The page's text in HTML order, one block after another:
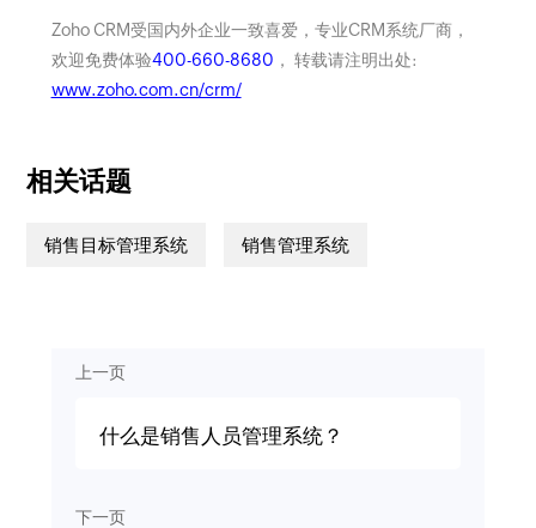
Zoho CRM受国内外企业一致喜爱，专业CRM系统厂商，
欢迎免费体验400-660-8680 ， 转载请注明出处:
www.zoho.com.cn/crm/
相关话题
销售目标管理系统 销售管理系统
上一页
什么是销售人员管理系统？
下一页